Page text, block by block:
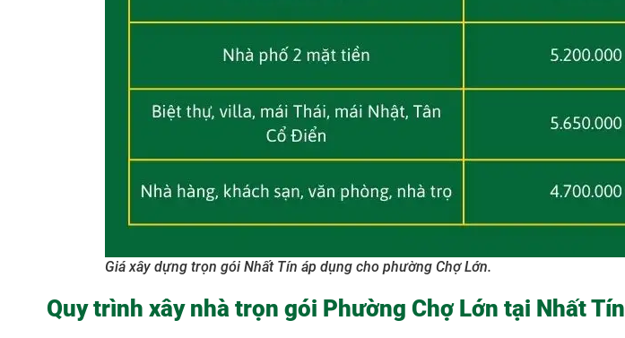
Giá xây dựng trọn gói Nhất Tín áp dụng cho phường Chợ Lớn.
Quy trình xây nhà trọn gói Phường Chợ Lớn tại Nhất Tín